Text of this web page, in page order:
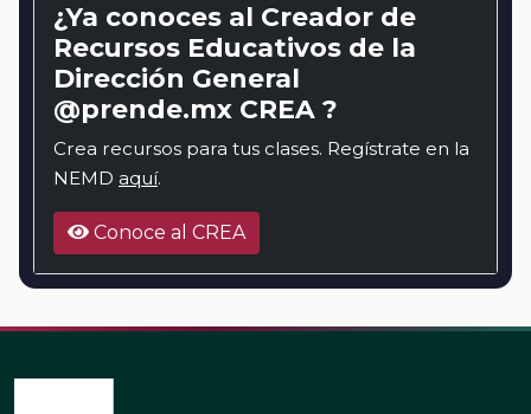
¿Ya conoces al Creador de
Recursos Educativos de la
Dirección General
@prende.mx CREA ?
Crea recursos para tus clases. Regístrate en la
NEMD aquí.
Conoce al CREA